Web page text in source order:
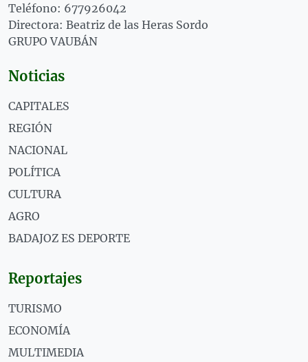
Teléfono: 677926042
Directora: Beatriz de las Heras Sordo
GRUPO VAUBÁN
Noticias
CAPITALES
REGIÓN
NACIONAL
POLÍTICA
CULTURA
AGRO
BADAJOZ ES DEPORTE
Reportajes
TURISMO
ECONOMÍA
MULTIMEDIA